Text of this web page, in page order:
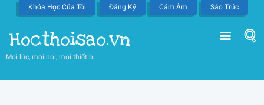
Khóa Học Của Tôi Đăng Ký Cảm Âm Sáo Trúc
Hocthoisao.vn
Mọi lúc, mọi nơi, mọi thiết bị